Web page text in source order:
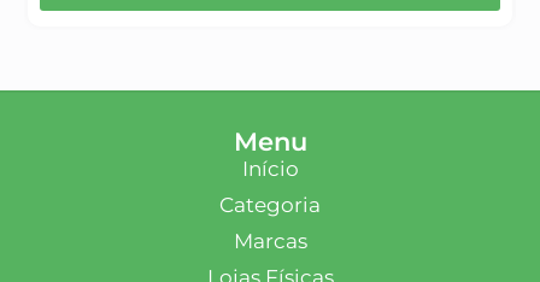
Menu
Início
Categoria
Marcas
Lojas Físicas